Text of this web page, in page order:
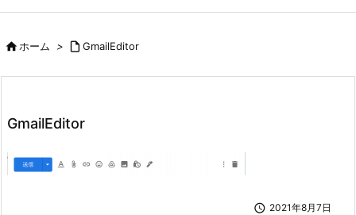
ホーム >  GmailEditor
GmailEditor
 2021年8月7日